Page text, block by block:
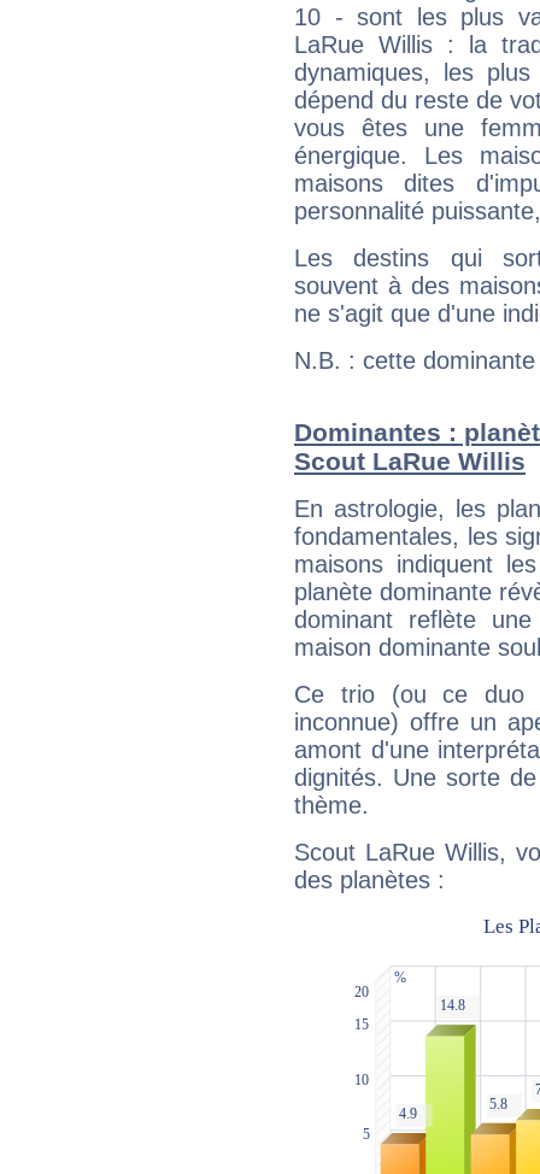
10 - sont les plus
LaRue Willis : la
dynamiques, les
dépend du reste de
vous êtes une
énergique. Les
maisons dites
personnalité
Les destins qui
souvent à des
ne s'agit que d'une
N.B. : cette
Dominantes :
Scout LaRue Willis
En astrologie, les
fondamentales, les
maisons indiquent
planète dominante
dominant reflète
maison dominante
Ce trio (ou ce duo
inconnue) offre un
amont d'une
dignités. Une sorte
thème.
Scout LaRue Willis,
des planètes :